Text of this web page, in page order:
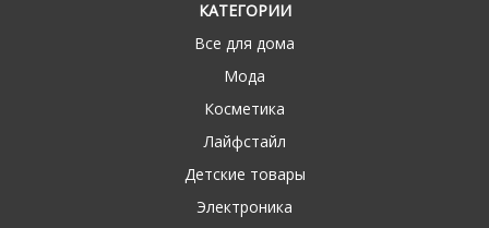
КАТЕГОРИИ
Все для дома
Мода
Косметика
Лайфстайл
Детские товары
Электроника